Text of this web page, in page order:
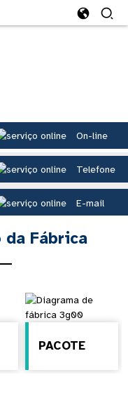
On-line
Telefone
E-mail
Fábrica
PACOTE